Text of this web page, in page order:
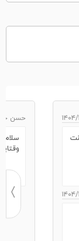
۱۱/۰۵
۱۱/۰۵
حسن
سلام